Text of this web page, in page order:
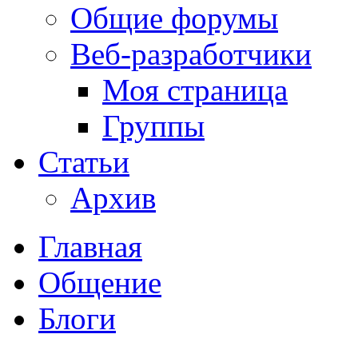
Общие форумы
Веб-разработчики
Моя страница
Группы
Статьи
Архив
Главная
Общение
Блоги